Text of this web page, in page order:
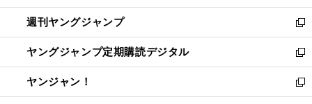
開
く
ウ
で
開
く
ン
ド
ウ
で
開
く
ウ
ィ
ン
ド
ウ
で
開
週刊ヤングジャンプ
新
し
い
ウ
ィ
ン
ヤングジャンプ定期購読デジタル
新
し
い
ウ
ヤンジャン！
新
し